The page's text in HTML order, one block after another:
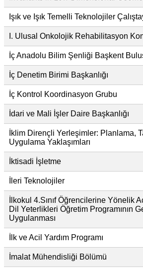
Işık ve Işık Temelli Teknolojiler
I. Ulusal Onkolojik Rehabilitasyon
İç Anadolu Bilim Şenliği Başkent
İç Denetim Birimi Başkanlığı
İç Kontrol Koordinasyon Grubu
İdari ve Mali İşler Daire Başkanlığı
İklim Dirençli Yerleşimler: Planlama,
Uygulama Yaklaşımları
İktisadi İşletme
İleri Teknolojiler
İlkokul 4.Sınıf Öğrencilerine Yönelik
Dil Yeterlikleri Öğretim Programının
Uygulanması
İlk ve Acil Yardım Programı
İmalat Mühendisliği Bölümü